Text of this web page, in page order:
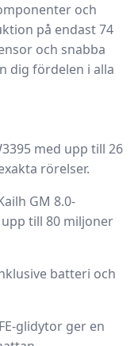
och
på endast74
och snabba
dig fördelen i alla
med upp till 26
rörelser.
GM 8.0-
till 80 miljoner
batteri och
glidytor ger en